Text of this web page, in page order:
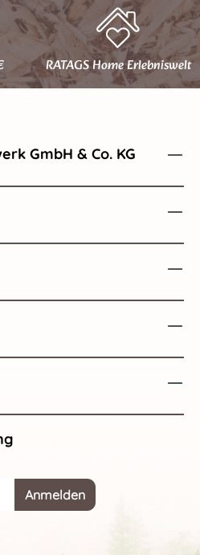
RATAGS Home Erlebniswelt
GmbH & Co. KG
Anmelden